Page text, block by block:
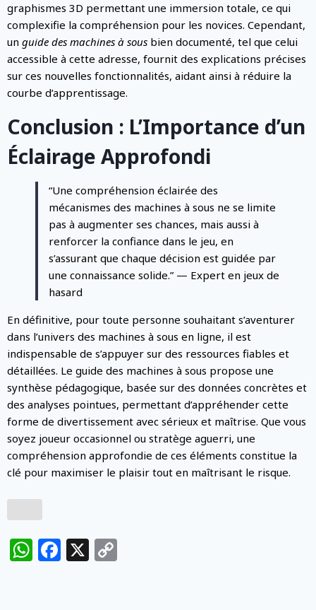
graphismes 3D permettant une immersion totale, ce qui
complexifie la compréhension pour les novices. Cependant,
un guide des machines à sous bien documenté, tel que celui
accessible à cette adresse, fournit des explications précises
sur ces nouvelles fonctionnalités, aidant ainsi à réduire la
courbe d’apprentissage.
Conclusion : L’Importance d’un
Éclairage Approfondi
“Une compréhension éclairée des
mécanismes des machines à sous ne se limite
pas à augmenter ses chances, mais aussi à
renforcer la confiance dans le jeu, en
s’assurant que chaque décision est guidée par
une connaissance solide.” — Expert en jeux de
hasard
En définitive, pour toute personne souhaitant s’aventurer
dans l’univers des machines à sous en ligne, il est
indispensable de s’appuyer sur des ressources fiables et
détaillées. Le guide des machines à sous propose une
synthèse pédagogique, basée sur des données concrètes et
des analyses pointues, permettant d’appréhender cette
forme de divertissement avec sérieux et maîtrise. Que vous
soyez joueur occasionnel ou stratège aguerri, une
compréhension approfondie de ces éléments constitue la
clé pour maximiser le plaisir tout en maîtrisant le risque.
WhatsApp
Facebook
X